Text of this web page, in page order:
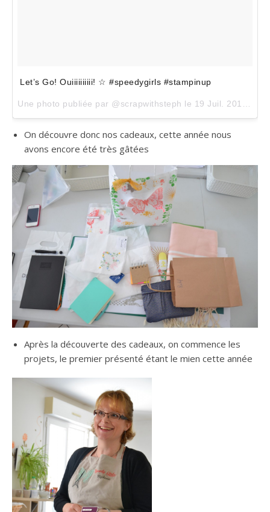
Let’s Go! Ouiiiiiiiiii! ☆ #speedygirls #stampinup
Une photo publiée par @scrapwithsteph le 19 Juil. 2015 à 0h37 PDT
On découvre donc nos cadeaux, cette année nous
avons encore été très gâtées
Après la découverte des cadeaux, on commence les
projets, le premier présenté étant le mien cette année